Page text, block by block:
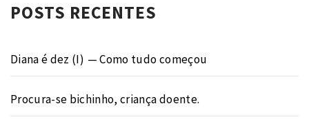
POSTS RECENTES
Diana é dez (I) — Como tudo começou
Procura-se bichinho, criança doente.